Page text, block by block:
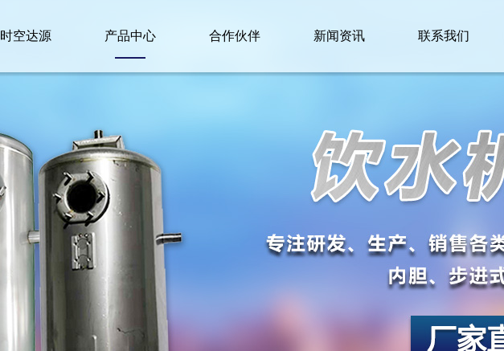
时空达源 产品中心 合作伙伴 新闻资讯 联系我们